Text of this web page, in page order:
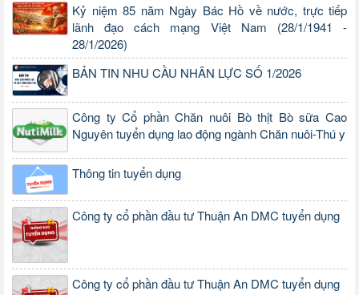
Kỷ niệm 85 năm Ngày Bác Hồ về nước, trực tiếp
lãnh đạo cách mạng Việt Nam (28/1/1941 -
28/1/2026)
BẢN TIN NHU CẦU NHÂN LỰC SỐ 1/2026
Công ty Cổ phần Chăn nuôi Bò thịt Bò sữa Cao
Nguyên tuyển dụng lao động ngành Chăn nuôi-Thú y
Thông tin tuyển dụng
Công ty cổ phần đầu tư Thuận An DMC tuyển dụng
Công ty cổ phần đầu tư Thuận An DMC tuyển dụng